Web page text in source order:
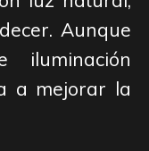
Aunque
a mejorar la